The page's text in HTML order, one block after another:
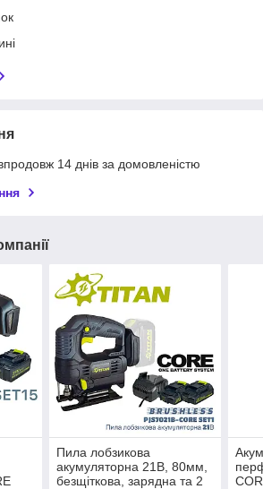
14 днів за домовленістю
Пила лобзикова
акумуляторна 21В, 80мм,
безщіткова, зарядна та 2